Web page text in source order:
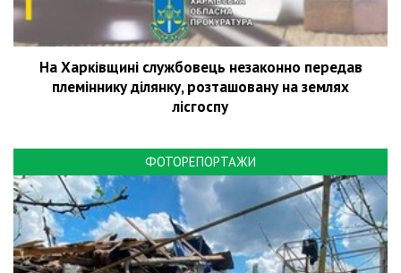
На Харківщині службовець незаконно передав
племіннику ділянку, розташовану на землях
лісгоспу
ФОТОРЕПОРТАЖИ